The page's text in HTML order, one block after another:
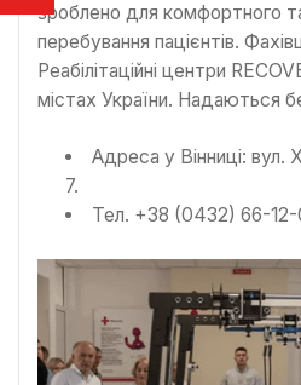
зроблено для комфортного
перебування пацієнтів.
Реабілітаційні центри
містах України. Надаються
Адреса у Вінниці:
7.
Тел. +38 (0432) 66-12-